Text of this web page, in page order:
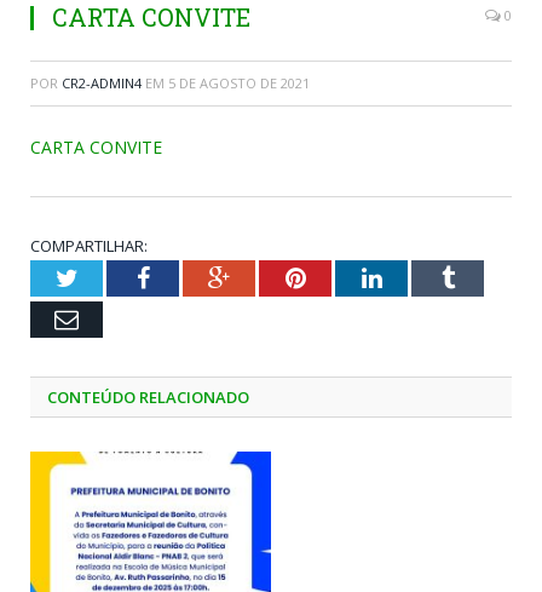
CARTA CONVITE 0
POR CR2-ADMIN4 EM 5 DE AGOSTO DE 2021
CARTA CONVITE
COMPARTILHAR:
TwitterFacebookGoogle+PinterestLinkedInTumblr
Email
CONTEÚDO RELACIONADO